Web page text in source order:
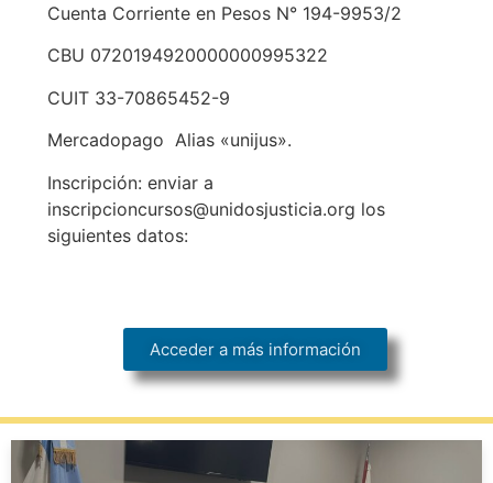
Cuenta Corriente en Pesos N° 194-9953/2
CBU 0720194920000000995322
CUIT 33-70865452-9
Mercadopago Alias «unijus».
Inscripción: enviar a
inscripcioncursos@unidosjusticia.org los
siguientes datos:
Acceder a más información